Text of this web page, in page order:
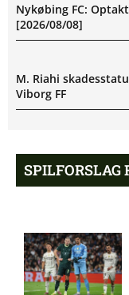
Nykøbing FC: Optakt
[2026/08/08]
M. Riahi
Viborg FF
skade hos Bodø/
Bodo/Glimt: Optakt,
forventede
skader og karantæner
[2026/08/08]
SPILFORSLAG